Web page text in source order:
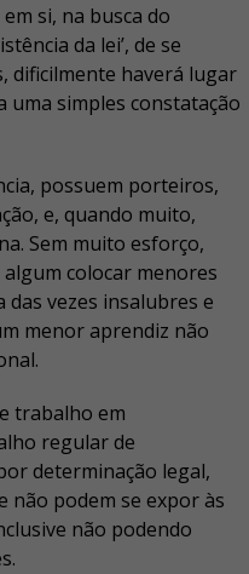
si, na busca do
da lei’, de se
dificilmente haverá lugar
uma simples constatação
possuem porteiros,
e, quando muito,
Sem muito esforço,
colocar menores
vezes insalubres e
menor aprendiz não
trabalho em
regular de
determinação legal,
não podem se expor às
não podendo